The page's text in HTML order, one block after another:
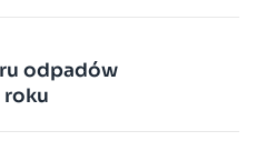
odpadów
roku